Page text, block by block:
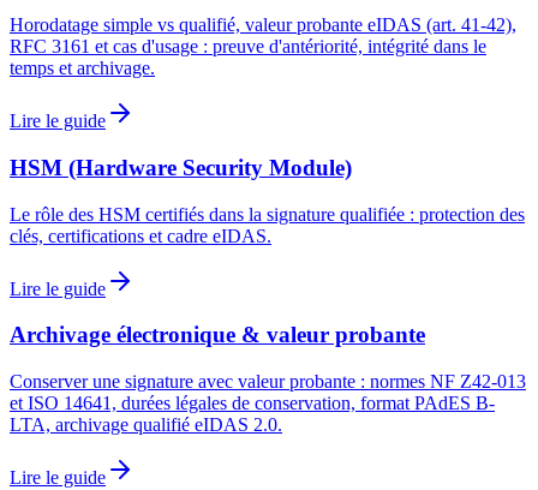
Horodatage simple vs qualifié, valeur probante eIDAS (art. 41-42),
RFC 3161 et cas d'usage : preuve d'antériorité, intégrité dans le
temps et archivage.
Lire le guide
HSM (Hardware Security Module)
Le rôle des HSM certifiés dans la signature qualifiée : protection des
clés, certifications et cadre eIDAS.
Lire le guide
Archivage électronique & valeur probante
Conserver une signature avec valeur probante : normes NF Z42-013
et ISO 14641, durées légales de conservation, format PAdES B-
LTA, archivage qualifié eIDAS 2.0.
Lire le guide